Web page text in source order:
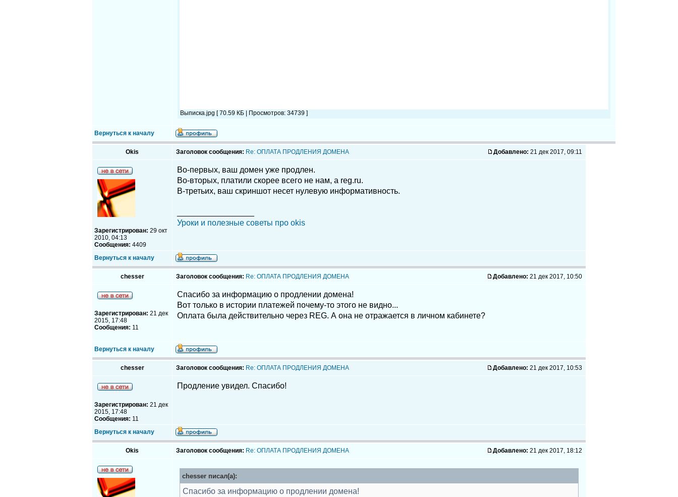
Выписка.jpg [ 70.59 КБ | Просмотров: 34739 ]
Вернуться к началу
Okis Заголовок сообщения: Re: ОПЛАТА ПРОДЛЕНИЯ ДОМЕНА Добавлено: 21 дек 2017, 09:11
Зарегистрирован: 29 окт
2010, 04:13
Сообщения: 4409
Во-первых, ваш домен уже продлен.
Во-вторых, платили скорее всего не нам, а reg.ru.
В-третьих, ваш скриншот несет нулевую информативность.
Уроки и полезные советы про okis
Вернуться к началу
chesser Заголовок сообщения: Re: ОПЛАТА ПРОДЛЕНИЯ ДОМЕНА Добавлено: 21 дек 2017, 10:50
Зарегистрирован: 21 дек
2015, 17:48
Сообщения: 11
Спасибо за информацию о продлении домена!
Вот только в истории платежей почему-то этого не видно...
Оплата была действительно через REG. А она не отражается в личном кабинете?
Вернуться к началу
chesser Заголовок сообщения: Re: ОПЛАТА ПРОДЛЕНИЯ ДОМЕНА Добавлено: 21 дек 2017, 10:53
Зарегистрирован: 21 дек
2015, 17:48
Сообщения: 11
Продление увидел. Спасибо!
Вернуться к началу
Okis Заголовок сообщения: Re: ОПЛАТА ПРОДЛЕНИЯ ДОМЕНА Добавлено: 21 дек 2017, 18:12
chesser писал(а):
Спасибо за информацию о продлении домена!